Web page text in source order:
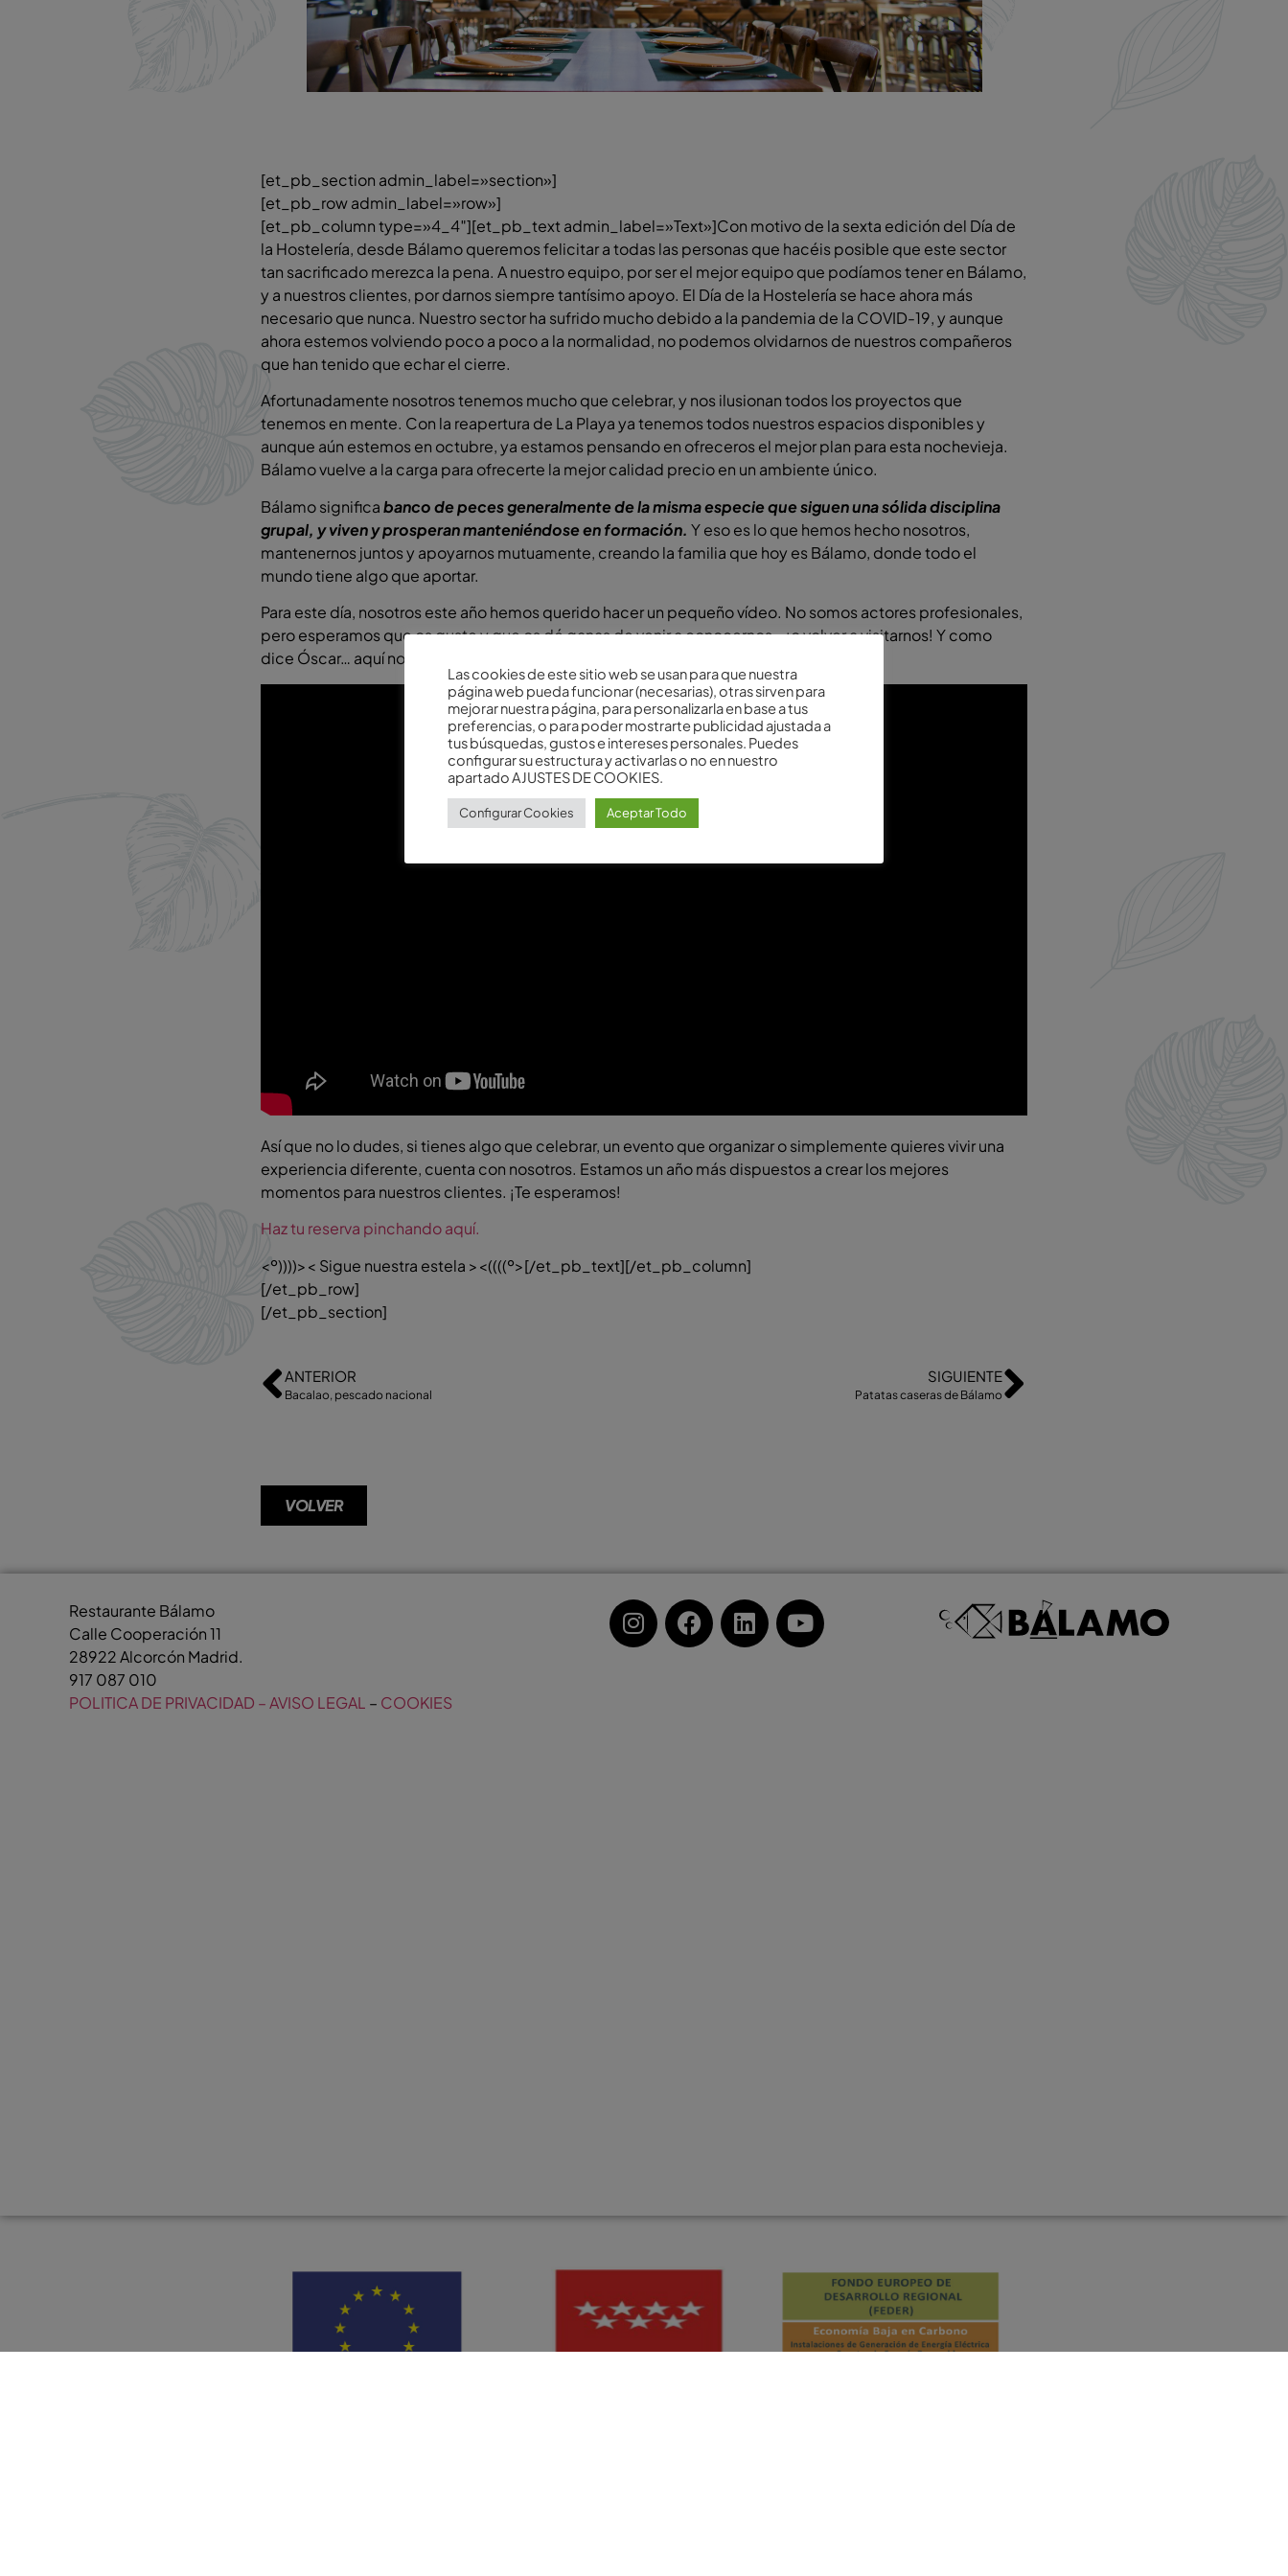
[et_pb_section admin_label=»section»]
[et_pb_row admin_label=»row»]
[et_pb_column type=»4_4″][et_pb_text admin_label=»Text»]Con motivo de la sexta edición del Día de
la Hostelería, desde Bálamo queremos felicitar a todas las personas que hacéis posible que este sector
tan sacrificado merezca la pena. A nuestro equipo, por ser el mejor equipo que podíamos tener en Bálamo,
y a nuestros clientes, por darnos siempre tantísimo apoyo. El Día de la Hostelería se hace ahora más
necesario que nunca. Nuestro sector ha sufrido mucho debido a la pandemia de la COVID-19, y aunque
ahora estemos volviendo poco a poco a la normalidad, no podemos olvidarnos de nuestros compañeros
que han tenido que echar el cierre.
Afortunadamente nosotros tenemos mucho que celebrar, y nos ilusionan todos los proyectos que
tenemos en mente. Con la reapertura de La Playa ya tenemos todos nuestros espacios disponibles y
aunque aún estemos en octubre, ya estamos pensando en ofreceros el mejor plan para esta nochevieja.
Bálamo vuelve a la carga para ofrecerte la mejor calidad precio en un ambiente único.
Bálamo significabanco de peces generalmente de la misma especie que siguen una sólida disciplina
grupal, y viven y prosperan manteniéndose en formación. Y eso es lo que hemos hecho nosotros,
mantenernos juntos y apoyarnos mutuamente, creando la familia que hoy es Bálamo, donde todo el
mundo tiene algo que aportar.
Para este día, nosotros este año hemos querido hacer un pequeño vídeo. No somos actores profesionales,
pero esperamos que os guste y que os dé ganas de venir a conocernos… ¡o volver a visitarnos! Y como
dice Óscar… aquí nos encontrarás en Bálamo, ¡fabricando momentos!
Así que no lo dudes, si tienes algo que celebrar, un evento que organizar o simplemente quieres vivir una
experiencia diferente, cuenta con nosotros. Estamos un año más dispuestos a crear los mejores
momentos para nuestros clientes. ¡Te esperamos!
Haz tu reserva pinchando aquí.
<º))))>< Sigue nuestra estela ><((((º>[/et_pb_text][/et_pb_column]
[/et_pb_row]
[/et_pb_section]
ANTERIOR
Bacalao, pescado nacional
SIGUIENTE
Patatas caseras de Bálamo
VOLVER
Restaurante Bálamo
Calle Cooperación 11
28922 Alcorcón Madrid.
917 087 010
POLITICA DE PRIVACIDAD – AVISO LEGAL – COOKIES
Las cookies de este sitio web se usan para que nuestra
página web pueda funcionar (necesarias), otras sirven para
mejorar nuestra página, para personalizarla en base a tus
preferencias, o para poder mostrarte publicidad ajustada a
tus búsquedas, gustos e intereses personales. Puedes
configurar su estructura y activarlas o no en nuestro
apartado AJUSTES DE COOKIES.
Configurar Cookies Aceptar Todo